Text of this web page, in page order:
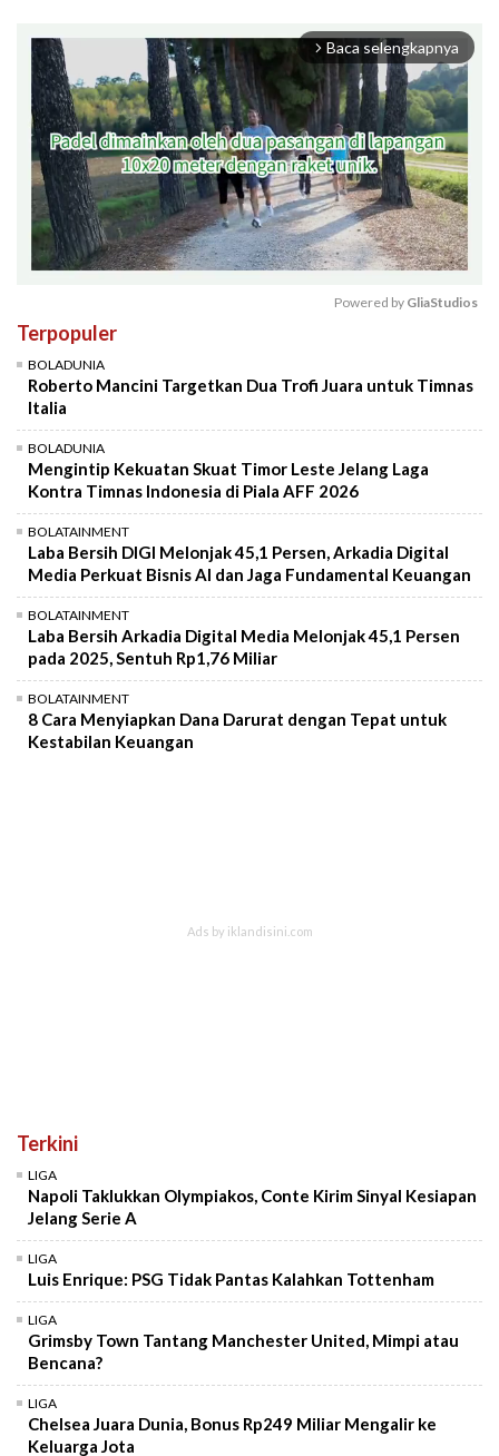
arrow_forward_ios Baca selengkapnya
Powered by GliaStudios
Terpopuler
BOLADUNIA
Roberto Mancini Targetkan Dua Trofi Juara untuk Timnas
Italia
BOLADUNIA
Mengintip Kekuatan Skuat Timor Leste Jelang Laga
Kontra Timnas Indonesia di Piala AFF 2026
BOLATAINMENT
Laba Bersih DIGI Melonjak 45,1 Persen, Arkadia Digital
Media Perkuat Bisnis AI dan Jaga Fundamental Keuangan
BOLATAINMENT
Laba Bersih Arkadia Digital Media Melonjak 45,1 Persen
pada 2025, Sentuh Rp1,76 Miliar
BOLATAINMENT
8 Cara Menyiapkan Dana Darurat dengan Tepat untuk
Kestabilan Keuangan
Terkini
LIGA
Napoli Taklukkan Olympiakos, Conte Kirim Sinyal Kesiapan
Jelang Serie A
LIGA
Luis Enrique: PSG Tidak Pantas Kalahkan Tottenham
LIGA
Grimsby Town Tantang Manchester United, Mimpi atau
Bencana?
LIGA
Chelsea Juara Dunia, Bonus Rp249 Miliar Mengalir ke
Keluarga Jota